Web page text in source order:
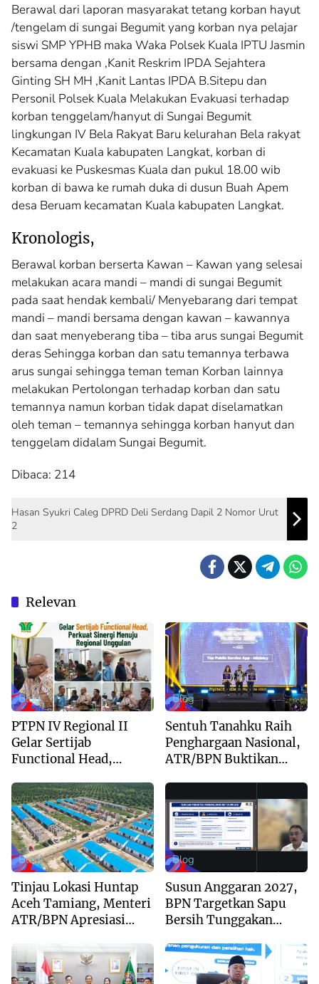
Berawal dari laporan masyarakat tetang korban hayut
/tengelam di sungai Begumit yang korban nya pelajar
siswi SMP YPHB maka Waka Polsek Kuala IPTU Jasmin
bersama dengan ,Kanit Reskrim IPDA Sejahtera
Ginting SH MH ,Kanit Lantas IPDA B.Sitepu dan
Personil Polsek Kuala Melakukan Evakuasi terhadap
korban tenggelam/hanyut di Sungai Begumit
lingkungan IV Bela Rakyat Baru kelurahan Bela rakyat
Kecamatan Kuala kabupaten Langkat, korban di
evakuasi ke Puskesmas Kuala dan pukul 18.00 wib
korban di bawa ke rumah duka di dusun Buah Apem
desa Beruam kecamatan Kuala kabupaten Langkat.
Kronologis,
Berawal korban berserta Kawan – Kawan yang selesai
melakukan acara mandi – mandi di sungai Begumit
pada saat hendak kembali/ Menyebarang dari tempat
mandi – mandi bersama dengan kawan – kawannya
dan saat menyeberang tiba – tiba arus sungai Begumit
deras Sehingga korban dan satu temannya terbawa
arus sungai sehingga teman teman Korban lainnya
melakukan Pertolongan terhadap korban dan satu
temannya namun korban tidak dapat diselamatkan
oleh teman – temannya sehingga korban hanyut dan
tenggelam didalam Sungai Begumit.
Dibaca: 214
Hasan Syukri Caleg DPRD Deli Serdang Dapil 2 Nomor Urut
2
Relevan
Blog
PTPN IV Regional II
Gelar Sertijab
Functional Head,
Regional Unggulan
Blog
Sentuh Tanahku Raih
Penghargaan Nasional,
ATR/BPN Buktikan
Blog
Tinjau Lokasi Huntap
Aceh Tamiang, Menteri
ATR/BPN Apresiasi
Buddha Tzu Chi dan
Aguan
Blog
Susun Anggaran 2027,
BPN Targetkan Sapu
Bersih Tunggakan
Kepastian Waktu
Layanan